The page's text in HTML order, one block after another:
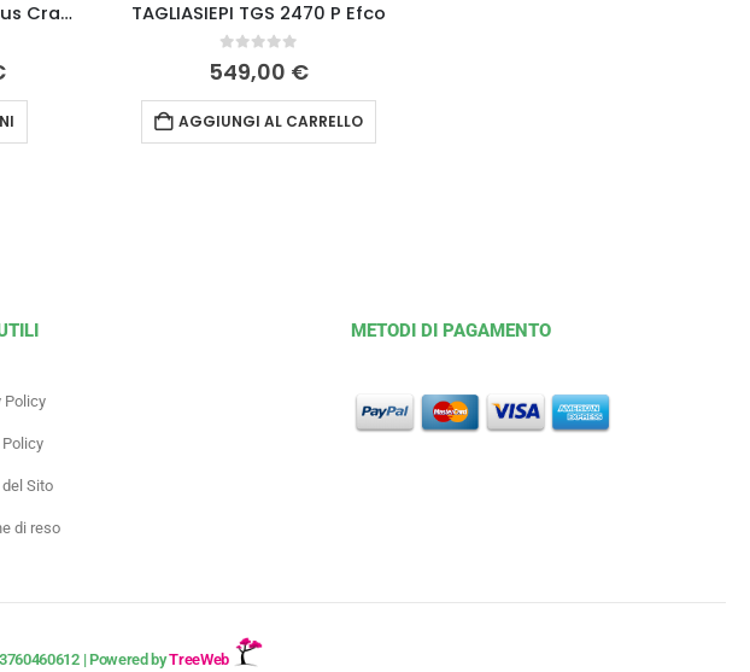
Tagliasiepi HT71 Optimus Cramer TAGLIASIEPI TGS 2470 P Efco
0 Su 5
549,00 €
AGGIUNGI AL CARRELLO
Policy
Sito
di reso
METODI DI PAGAMENTO
| Powered byTreeWeb